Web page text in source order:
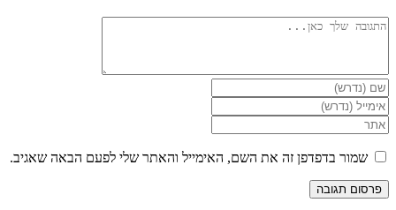
להגיב
הזן
את
השם
שלך
או
שם
משתמש
כדי
הזן
את
כתובת
דואר
האלקטרוני
שלך
כדי
הזן
את
כתובת
האינטרנט
שלך
שמור בדפדפן זה את השם, האימייל והאתר שלי לפעם הבאה שאגיב.